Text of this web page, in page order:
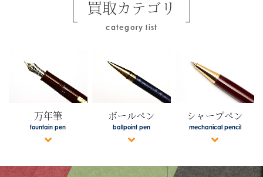
買取カテゴリ
category list
万年筆
fountain pen
ボールペン
ballpoint pen
シャープペン
mechanical pencil